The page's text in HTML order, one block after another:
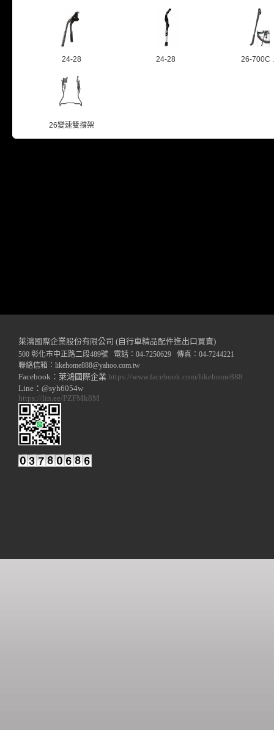
24-28 24-28 26-700C
26變速雙撐架
萊鴻國際企業股份有限公司 (自行車精品配件進出口買賣)
500 彰化市中正路二段489號 電話：04-7250629 傳真：04-7244221
聯絡信箱： likehome888@yahoo.com.tw
Facebook：萊鴻國際企業 https://www.facebook.com/likehome888
Line：@syh6054w
https://lin.ee/PZFMk8M